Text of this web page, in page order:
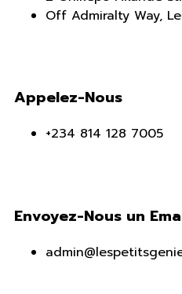
Off Admiralty Way,
Appelez-Nous
+234 814 128 7005
Envoyez-Nous un